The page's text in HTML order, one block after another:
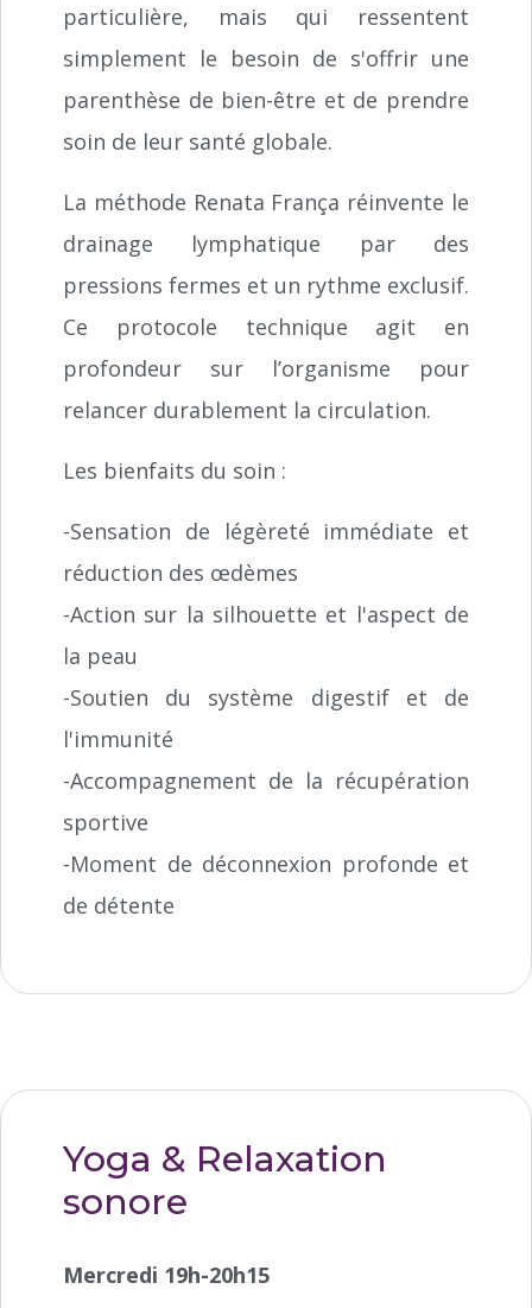
particulière, mais qui ressentent
simplement le besoin de s'offrir une
parenthèse de bien-être et de prendre
soin de leur santé globale.
La méthode Renata França réinvente le
drainage lymphatique par des
pressions fermes et un rythme exclusif.
Ce protocole technique agit en
profondeur sur l’organisme pour
relancer durablement la circulation.
Les bienfaits du soin :
-Sensation de légèreté immédiate et
réduction des œdèmes
-Action sur la silhouette et l'aspect de
la peau
-Soutien du système digestif et de
l'immunité
-Accompagnement de la récupération
sportive
-Moment de déconnexion profonde et
de détente
Yoga & Relaxation
sonore
Mercredi 19h-20h15